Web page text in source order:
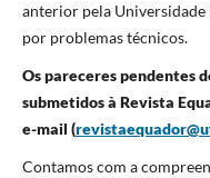
anterior pela Universidade
por problemas técnicos.
Os pareceres pendentes
submetidos à Revista
e-mail (
Contamos com a